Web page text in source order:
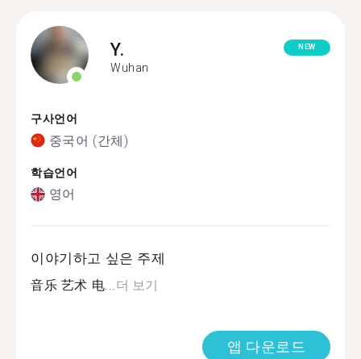
Y.
Wuhan
NEW
구사언어
중국어 (간체)
학습언어
영어
이야기하고 싶은 주제
音乐 艺术 电...더 보기
앱 다운로드